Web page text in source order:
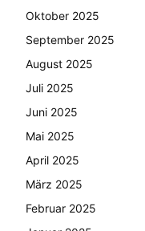
Oktober 2025
September 2025
August 2025
Juli 2025
Juni 2025
Mai 2025
April 2025
März 2025
Februar 2025